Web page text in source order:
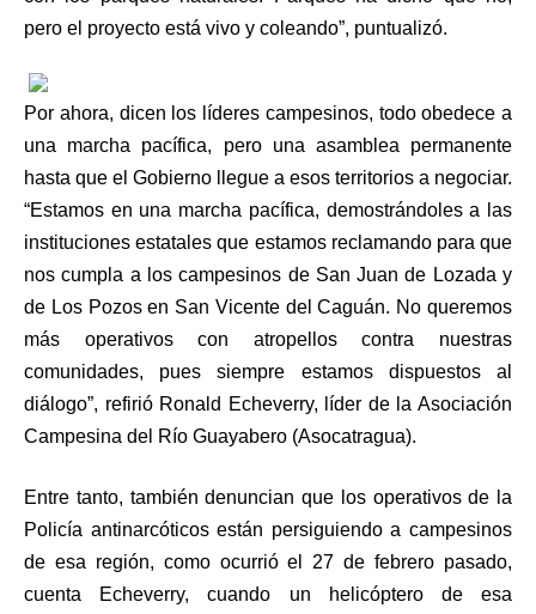
pero el proyecto está vivo y coleando”, puntualizó.
Por ahora, dicen los líderes campesinos, todo obedece a
una marcha pacífica, pero una asamblea permanente
hasta que el Gobierno llegue a esos territorios a negociar.
“Estamos en una marcha pacífica, demostrándoles a las
instituciones estatales que estamos reclamando para que
nos cumpla a los campesinos de San Juan de Lozada y
de Los Pozos en San Vicente del Caguán. No queremos
más operativos con atropellos contra nuestras
comunidades, pues siempre estamos dispuestos al
diálogo”, refirió Ronald Echeverry, líder de la Asociación
Campesina del Río Guayabero (Asocatragua).
Entre tanto, también denuncian que los operativos de la
Policía antinarcóticos están persiguiendo a campesinos
de esa región, como ocurrió el 27 de febrero pasado,
cuenta Echeverry, cuando un helicóptero de esa